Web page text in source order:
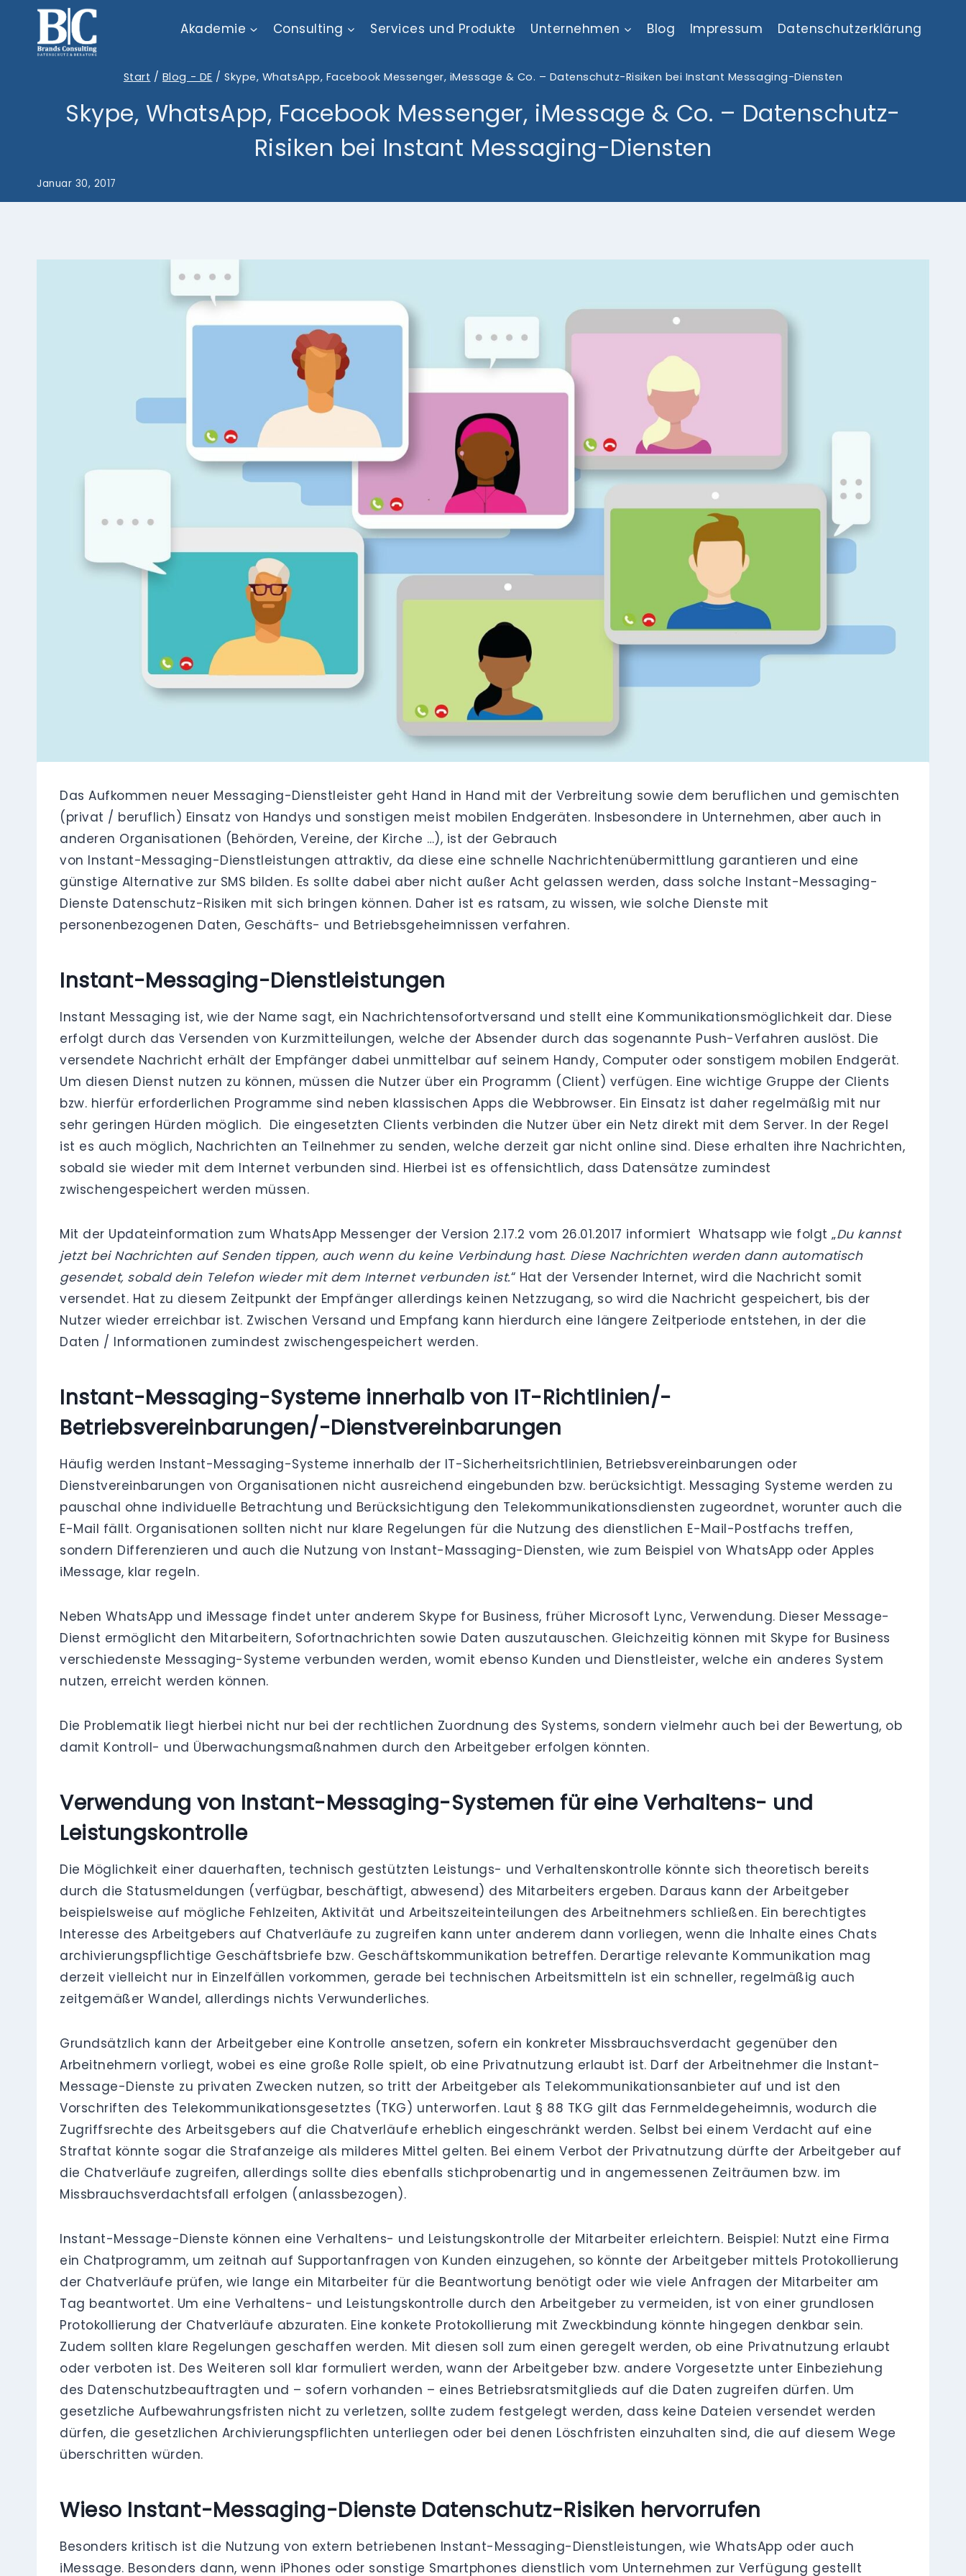
springen
Akademie Consulting Services und Produkte Unternehmen Blog Impressum Datenschutzerklärung
Start / Blog - DE / Skype, WhatsApp, Facebook Messenger, iMessage & Co. – Datenschutz-Risiken bei Instant Messaging-Diensten
Skype, WhatsApp, Facebook Messenger, iMessage & Co. – Datenschutz-
Risiken bei Instant Messaging-Diensten
Januar 30, 2017
Das Aufkommen neuer Messaging-Dienstleister geht Hand in Hand mit der Verbreitung sowie dem beruflichen und gemischten
(privat / beruflich) Einsatz von Handys und sonstigen meist mobilen Endgeräten. Insbesondere in Unternehmen, aber auch in
anderen Organisationen (Behörden, Vereine, der Kirche …), ist der Gebrauch
von Instant-Messaging-Dienstleistungen attraktiv, da diese eine schnelle Nachrichtenübermittlung garantieren und eine
günstige Alternative zur SMS bilden. Es sollte dabei aber nicht außer Acht gelassen werden, dass solche Instant-Messaging-
Dienste Datenschutz-Risiken mit sich bringen können. Daher ist es ratsam, zu wissen, wie solche Dienste mit
personenbezogenen Daten, Geschäfts- und Betriebsgeheimnissen verfahren.
Instant-Messaging-Dienstleistungen
Instant Messaging ist, wie der Name sagt, ein Nachrichtensofortversand und stellt eine Kommunikationsmöglichkeit dar. Diese
erfolgt durch das Versenden von Kurzmitteilungen, welche der Absender durch das sogenannte Push-Verfahren auslöst. Die
versendete Nachricht erhält der Empfänger dabei unmittelbar auf seinem Handy, Computer oder sonstigem mobilen Endgerät.
Um diesen Dienst nutzen zu können, müssen die Nutzer über ein Programm (Client) verfügen. Eine wichtige Gruppe der Clients
bzw. hierfür erforderlichen Programme sind neben klassischen Apps die Webbrowser. Ein Einsatz ist daher regelmäßig mit nur
sehr geringen Hürden möglich. Die eingesetzten Clients verbinden die Nutzer über ein Netz direkt mit dem Server. In der Regel
ist es auch möglich, Nachrichten an Teilnehmer zu senden, welche derzeit gar nicht online sind. Diese erhalten ihre Nachrichten,
sobald sie wieder mit dem Internet verbunden sind. Hierbei ist es offensichtlich, dass Datensätze zumindest
zwischengespeichert werden müssen.
Mit der Updateinformation zum WhatsApp Messenger der Version 2.17.2 vom 26.01.2017 informiert Whatsapp wie folgt „Du kannst
jetzt bei Nachrichten auf Senden tippen, auch wenn du keine Verbindung hast. Diese Nachrichten werden dann automatisch
gesendet, sobald dein Telefon wieder mit dem Internet verbunden ist.“ Hat der Versender Internet, wird die Nachricht somit
versendet. Hat zu diesem Zeitpunkt der Empfänger allerdings keinen Netzzugang, so wird die Nachricht gespeichert, bis der
Nutzer wieder erreichbar ist. Zwischen Versand und Empfang kann hierdurch eine längere Zeitperiode entstehen, in der die
Daten / Informationen zumindest zwischengespeichert werden.
Instant-Messaging-Systeme innerhalb von IT-Richtlinien/-
Betriebsvereinbarungen/-Dienstvereinbarungen
Häufig werden Instant-Messaging-Systeme innerhalb der IT-Sicherheitsrichtlinien, Betriebsvereinbarungen oder
Dienstvereinbarungen von Organisationen nicht ausreichend eingebunden bzw. berücksichtigt. Messaging Systeme werden zu
pauschal ohne individuelle Betrachtung und Berücksichtigung den Telekommunikationsdiensten zugeordnet, worunter auch die
E-Mail fällt. Organisationen sollten nicht nur klare Regelungen für die Nutzung des dienstlichen E-Mail-Postfachs treffen,
sondern Differenzieren und auch die Nutzung von Instant-Massaging-Diensten, wie zum Beispiel von WhatsApp oder Apples
iMessage, klar regeln.
Neben WhatsApp und iMessage findet unter anderem Skype for Business, früher Microsoft Lync, Verwendung. Dieser Message-
Dienst ermöglicht den Mitarbeitern, Sofortnachrichten sowie Daten auszutauschen. Gleichzeitig können mit Skype for Business
verschiedenste Messaging-Systeme verbunden werden, womit ebenso Kunden und Dienstleister, welche ein anderes System
nutzen, erreicht werden können.
Die Problematik liegt hierbei nicht nur bei der rechtlichen Zuordnung des Systems, sondern vielmehr auch bei der Bewertung, ob
damit Kontroll- und Überwachungsmaßnahmen durch den Arbeitgeber erfolgen könnten.
Verwendung von Instant-Messaging-Systemen für eine Verhaltens- und
Leistungskontrolle
Die Möglichkeit einer dauerhaften, technisch gestützten Leistungs- und Verhaltenskontrolle könnte sich theoretisch bereits
durch die Statusmeldungen (verfügbar, beschäftigt, abwesend) des Mitarbeiters ergeben. Daraus kann der Arbeitgeber
beispielsweise auf mögliche Fehlzeiten, Aktivität und Arbeitszeiteinteilungen des Arbeitnehmers schließen. Ein berechtigtes
Interesse des Arbeitgebers auf Chatverläufe zu zugreifen kann unter anderem dann vorliegen, wenn die Inhalte eines Chats
archivierungspflichtige Geschäftsbriefe bzw. Geschäftskommunikation betreffen. Derartige relevante Kommunikation mag
derzeit vielleicht nur in Einzelfällen vorkommen, gerade bei technischen Arbeitsmitteln ist ein schneller, regelmäßig auch
zeitgemäßer Wandel, allerdings nichts Verwunderliches.
Grundsätzlich kann der Arbeitgeber eine Kontrolle ansetzen, sofern ein konkreter Missbrauchsverdacht gegenüber den
Arbeitnehmern vorliegt, wobei es eine große Rolle spielt, ob eine Privatnutzung erlaubt ist. Darf der Arbeitnehmer die Instant-
Message-Dienste zu privaten Zwecken nutzen, so tritt der Arbeitgeber als Telekommunikationsanbieter auf und ist den
Vorschriften des Telekommunikationsgesetztes (TKG) unterworfen. Laut § 88 TKG gilt das Fernmeldegeheimnis, wodurch die
Zugriffsrechte des Arbeitsgebers auf die Chatverläufe erheblich eingeschränkt werden. Selbst bei einem Verdacht auf eine
Straftat könnte sogar die Strafanzeige als milderes Mittel gelten. Bei einem Verbot der Privatnutzung dürfte der Arbeitgeber auf
die Chatverläufe zugreifen, allerdings sollte dies ebenfalls stichprobenartig und in angemessenen Zeiträumen bzw. im
Missbrauchsverdachtsfall erfolgen (anlassbezogen).
Instant-Message-Dienste können eine Verhaltens- und Leistungskontrolle der Mitarbeiter erleichtern. Beispiel: Nutzt eine Firma
ein Chatprogramm, um zeitnah auf Supportanfragen von Kunden einzugehen, so könnte der Arbeitgeber mittels Protokollierung
der Chatverläufe prüfen, wie lange ein Mitarbeiter für die Beantwortung benötigt oder wie viele Anfragen der Mitarbeiter am
Tag beantwortet. Um eine Verhaltens- und Leistungskontrolle durch den Arbeitgeber zu vermeiden, ist von einer grundlosen
Protokollierung der Chatverläufe abzuraten. Eine konkete Protokollierung mit Zweckbindung könnte hingegen denkbar sein.
Zudem sollten klare Regelungen geschaffen werden. Mit diesen soll zum einen geregelt werden, ob eine Privatnutzung erlaubt
oder verboten ist. Des Weiteren soll klar formuliert werden, wann der Arbeitgeber bzw. andere Vorgesetzte unter Einbeziehung
des Datenschutzbeauftragten und – sofern vorhanden – eines Betriebsratsmitglieds auf die Daten zugreifen dürfen. Um
gesetzliche Aufbewahrungsfristen nicht zu verletzen, sollte zudem festgelegt werden, dass keine Dateien versendet werden
dürfen, die gesetzlichen Archivierungspflichten unterliegen oder bei denen Löschfristen einzuhalten sind, die auf diesem Wege
überschritten würden.
Wieso Instant-Messaging-Dienste Datenschutz-Risiken hervorrufen
Besonders kritisch ist die Nutzung von extern betriebenen Instant-Messaging-Dienstleistungen, wie WhatsApp oder auch
iMessage. Besonders dann, wenn iPhones oder sonstige Smartphones dienstlich vom Unternehmen zur Verfügung gestellt